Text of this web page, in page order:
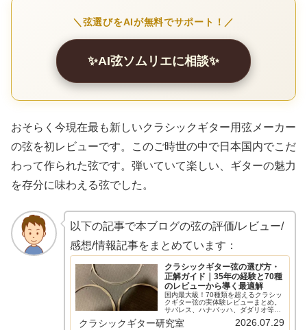
＼弦選びをAIが無料でサポート！／
✨AI弦ソムリエに相談✨
おそらく今現在最も新しいクラシックギター用弦メーカー
の弦を初レビューです。このご時世の中で日本国内でこだ
わって作られた弦です。弾いていて楽しい、ギターの魅力
を存分に味わえる弦でした。
以下の記事で本ブログの弦の評価/レビュー/
感想/情報記事をまとめています：
クラシックギター弦の選び方・
正解ガイド｜35年の経験と70種
のレビューから導く最適解
国内最大級！70種類を超えるクラシッ
クギター弦の実体験レビューまとめ。
サバレス、ハナバッハ、ダダリオ等の
主要メーカーから希少なスペイン弦ま
で網羅。比較早見表やショートカット
クラシックギター研究室 2026.07.29